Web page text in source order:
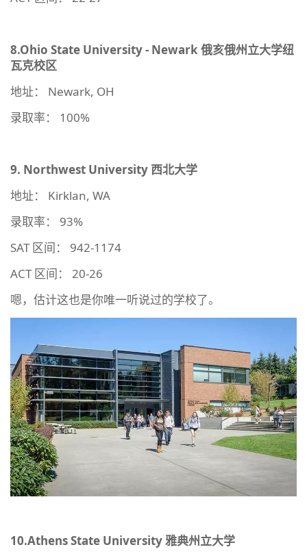
8.Ohio State University - Newark俄亥俄州立大学纽
瓦克校区
地址： Newark, OH
录取率： 100%
9. Northwest University 西北大学
地址： Kirklan, WA
录取率： 93%
SAT 区间： 942-1174
ACT 区间： 20-26
嗯，估计这也是你唯一听说过的学校了。
10.Athens State University雅典州立大学